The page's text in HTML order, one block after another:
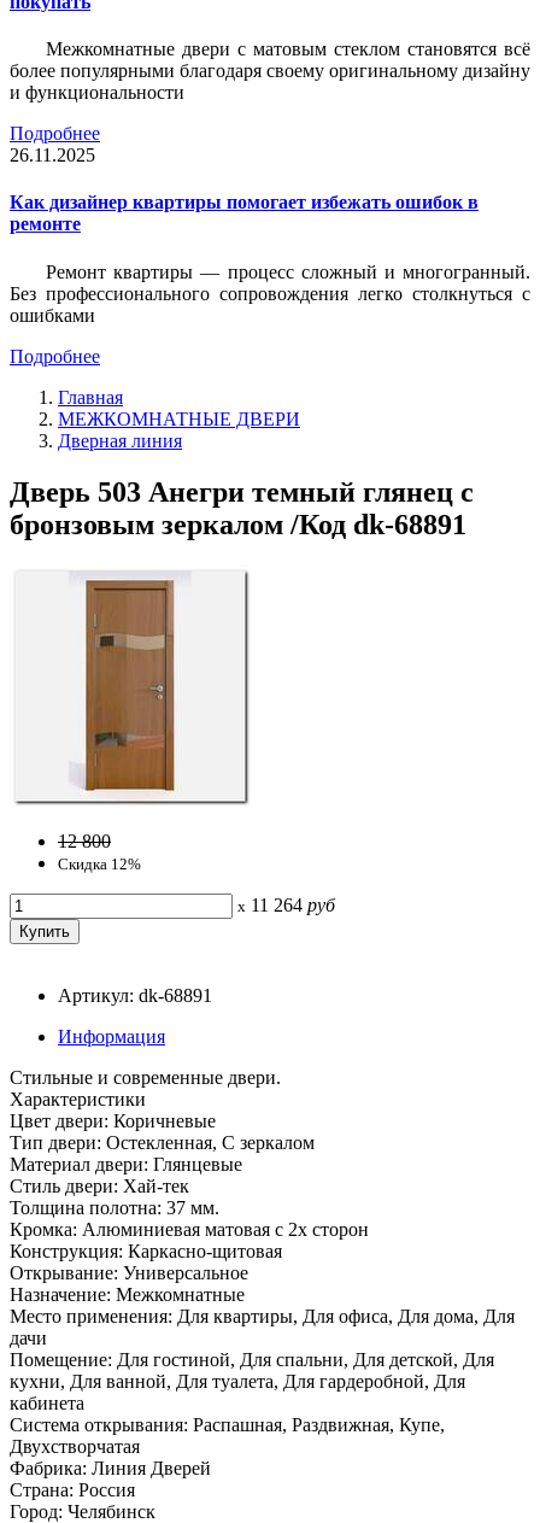
Межкомнатные двери с матовым стеклом становятся всё
более популярными благодаря своему оригинальному дизайну
и функциональности
Подробнее
26.11.2025
Как дизайнер квартиры помогает избежать ошибок в
ремонте
Ремонт квартиры — процесс сложный и многогранный.
Без профессионального сопровождения легко столкнуться с
ошибками
Подробнее
Главная
МЕЖКОМНАТНЫЕ ДВЕРИ
Дверная линия
Дверь 503 Анегри темный глянец с
бронзовым зеркалом /Код dk-68891
12 800
Скидка 12%
x 11 264 руб
Артикул: dk-68891
Информация
Стильные и современные двери.
Характеристики
Цвет двери: Коричневые
Тип двери: Остекленная, С зеркалом
Материал двери: Глянцевые
Стиль двери: Хай-тек
Толщина полотна: 37 мм.
Кромка: Алюминиевая матовая с 2х сторон
Конструкция: Каркасно-щитовая
Открывание: Универсальное
Назначение: Межкомнатные
Место применения: Для квартиры, Для офиса, Для дома, Для
дачи
Помещение: Для гостиной, Для спальни, Для детской, Для
кухни, Для ванной, Для туалета, Для гардеробной, Для
кабинета
Система открывания: Распашная, Раздвижная, Купе,
Двухстворчатая
Фабрика: Линия Дверей
Страна: Россия
Город: Челябинск